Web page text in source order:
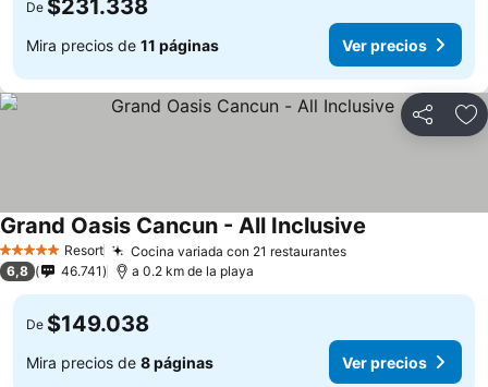
De $231.338
Mira precios de 11 páginas Ver precios
Compartir
5 Estrellas Resort Cocina variada con 21 restaurantesVer precios
Grand Oasis Cancun - All Inclusive
6,8 46.741 a 0.2 km de la playa
De $149.038
Mira precios de 8 páginas Ver precios